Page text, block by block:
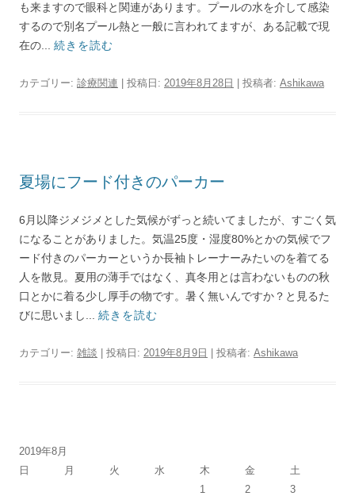
も来ますので眼科と関連があります。プールの水を介して感染
するので別名プール熱と一般に言われてますが、ある記載で現
在の... 続きを読む
カテゴリー: 診療関連 | 投稿日: 2019年8月28日 投稿者: Ashikawa
夏場にフード付きのパーカー
6月以降ジメジメとした気候がずっと続いてましたが、すごく気
になることがありました。気温25度・湿度80%とかの気候でフ
ード付きのパーカーというか長袖トレーナーみたいのを着てる
人を散見。夏用の薄手ではなく、真冬用とは言わないものの秋
口とかに着る少し厚手の物です。暑く無いんですか？と見るた
びに思いまし... 続きを読む
カテゴリー: 雑談 | 投稿日: 2019年8月9日 投稿者: Ashikawa
2019年8月
日
月 火 水 木 金
土
1
2
3